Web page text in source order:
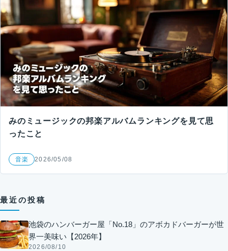
みのミュージックの邦楽アルバムランキングを見て思
ったこと
音楽 2026/05/08
最近の投稿
池袋のハンバーガー屋「No.18」のアボカドバーガーが世
界一美味い【2026年】
2026/08/10